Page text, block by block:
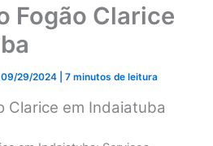
Fogão Clarice
|09/29/2024 |7 minutos de leitura
Clarice em Indaiatuba